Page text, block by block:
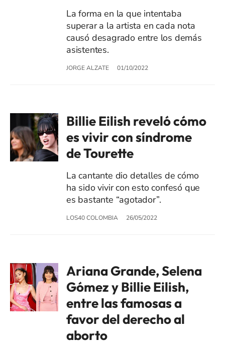
La forma en la que intentaba
superar a la artista en cada nota
causó desagrado entre los demás
asistentes.
JORGE ALZATE 01/10/2022
Billie Eilish reveló cómo
es vivir con síndrome
de Tourette
La cantante dio detalles de cómo
ha sido vivir con esto confesó que
es bastante “agotador”.
LOS40 COLOMBIA 26/05/2022
Ariana Grande, Selena
Gómez y Billie Eilish,
entre las famosas a
favor del derecho al
aborto